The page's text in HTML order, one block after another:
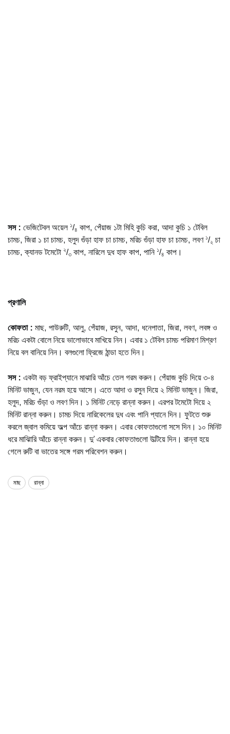
সস: ভেজিটেবল অয়েল ১/৪ কাপ, পেঁয়াজ ১টা মিহি কুচি করা, আদা কুচি ১ টেবিল
চামচ, জিরা ১ চা চামচ, হলুদ গুঁড়া হাফ চা চামচ, মরিচ গুঁড়া হাফ চা চামচ, লবণ ১/২ চা
চামচ, ক্যানড টমেটো ২/৩ কাপ, নারিলে দুধ হাফ কাপ, পানি ১/৪ কাপ।
প্রণালি
কোফতা: মাছ, পাউরুটি, আলু, পেঁয়াজ, রসুন, আদা, ধনেপাতা, জিরা, লবণ, লবঙ্গ ও
মরিচ একটা বোলে নিয়ে ভালোভাবে মাখিয়ে নিন। এবার ১ টেবিল চামচ পরিমাণ মিশ্রণ
নিয়ে বল বানিয়ে নিন। বলগুলো ফ্রিজে ঠান্ডা হতে দিন।
সস: একটা বড় ফ্রাইপ্যানে মাঝারি আঁচে তেল গরম করুন। পেঁয়াজ কুচি দিয়ে ৩-৪
মিনিট ভাজুন, যেন নরম হয়ে আসে। এতে আদা ও রসুন দিয়ে ২ মিনিট ভাজুন। জিরা,
হলুদ, মরিচ গুঁড়া ও লবণ দিন। ১ মিনিট নেড়ে রান্না করুন। এরপর টমেটো দিয়ে ২
মিনিট রান্না করুন। চামচ দিয়ে নারিকেলের দুধ এবং পানি প্যানে দিন। ফুটতে শুরু
করলে জ্বাল কমিয়ে অল্প আঁচে রান্না করুন। এবার কোফতাগুলো সসে দিন। ১০ মিনিট
ধরে মাঝিারি আঁচে রান্না করুন। দু’ একবার কোফতাগুলো উল্টিয়ে দিন। রান্না হয়ে
গেলে রুটি বা ভাতের সঙ্গে গরম পরিবেশন করুন।
মাছ রান্না